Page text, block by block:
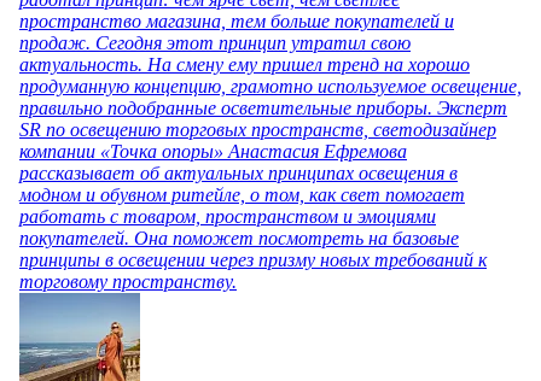
пространство магазина, тем больше покупателей и
продаж. Сегодня этот принцип утратил свою
актуальность. На смену ему пришел тренд на хорошо
продуманную концепцию, грамотно используемое освещение,
правильно подобранные осветительные приборы. Эксперт
SR по освещению торговых пространств, светодизайнер
компании «Точка опоры» Анастасия Ефремова
рассказывает об актуальных принципах освещения в
модном и обувном ритейле, о том, как свет помогает
работать с товаром, пространством и эмоциями
покупателей. Она поможет посмотреть на базовые
принципы в освещении через призму новых требований к
торговому пространству.